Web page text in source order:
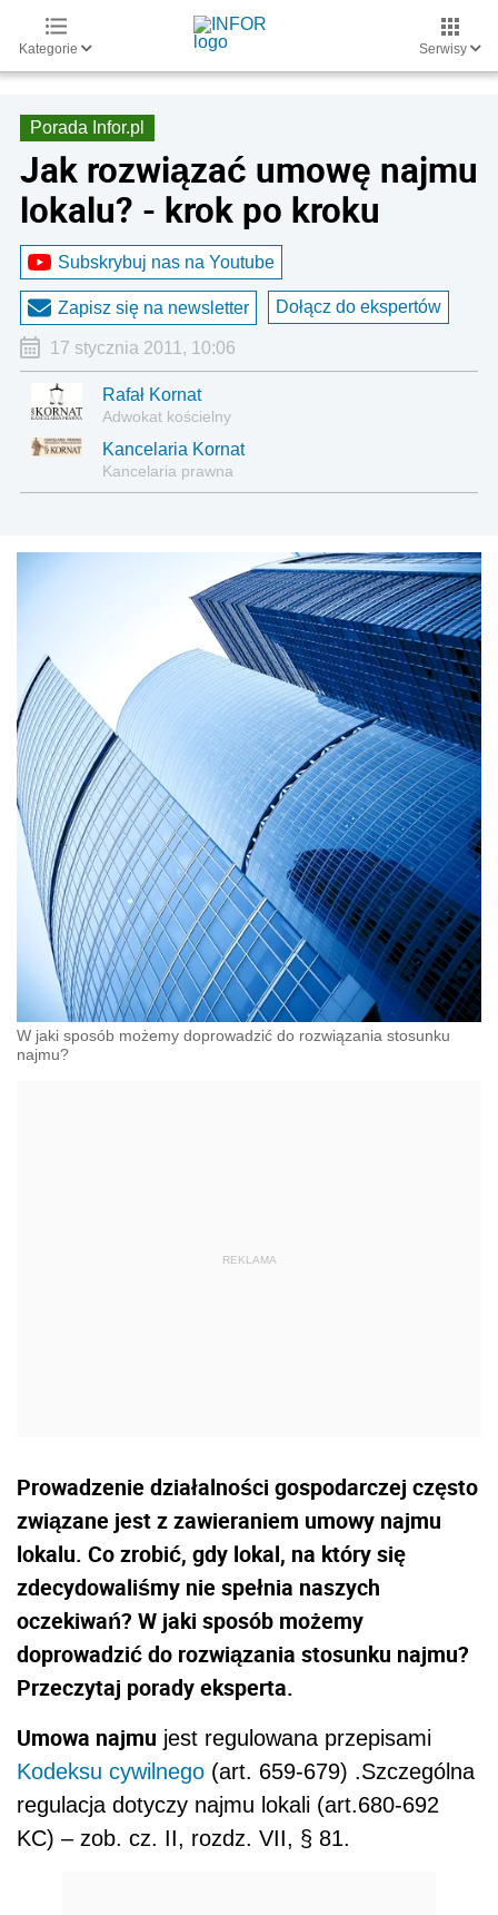
Kategorie Serwisy
Porada Infor.pl
Jak rozwiązać umowę najmu
lokalu? - krok po kroku
Subskrybuj nas na Youtube
Zapisz się na newsletter Dołącz do ekspertów
17 stycznia 2011, 10:06
Rafał Kornat
Adwokat kościelny
Kancelaria Kornat
Kancelaria prawna
W jaki sposób możemy doprowadzić do rozwiązania stosunku
najmu?
Prowadzenie działalności gospodarczej często
związane jest z zawieraniem umowy najmu
lokalu. Co zrobić, gdy lokal, na który się
zdecydowaliśmy nie spełnia naszych
oczekiwań? W jaki sposób możemy
doprowadzić do rozwiązania stosunku najmu?
Przeczytaj porady eksperta.
Umowa najmu jest regulowana przepisami
Kodeksu cywilnego (art. 659-679) .Szczególna
regulacja dotyczy najmu lokali (art.680-692
KC) – zob. cz. II, rozdz. VII, § 81.